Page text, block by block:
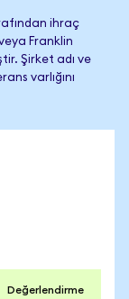
ihraç
Franklin
Şirket adı ve
varlığını
Değerlendirme